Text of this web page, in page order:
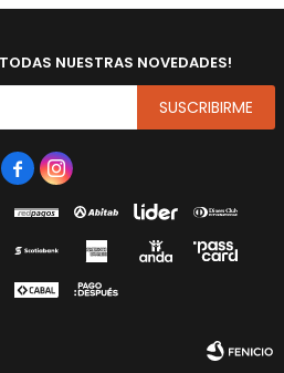
NUESTRAS NOVEDADES!
SUSCRIBIRME
 